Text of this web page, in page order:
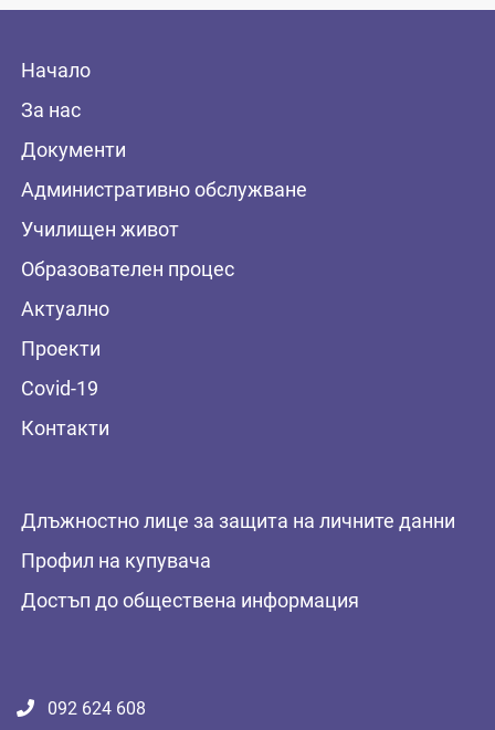
Начало
За нас
Документи
Административно обслужване
Училищен живот
Образователен процес
Актуално
Проекти
Covid-19
Контакти
Длъжностно лице за защита на личните данни
Профил на купувача
Достъп до обществена информация
092 624 608